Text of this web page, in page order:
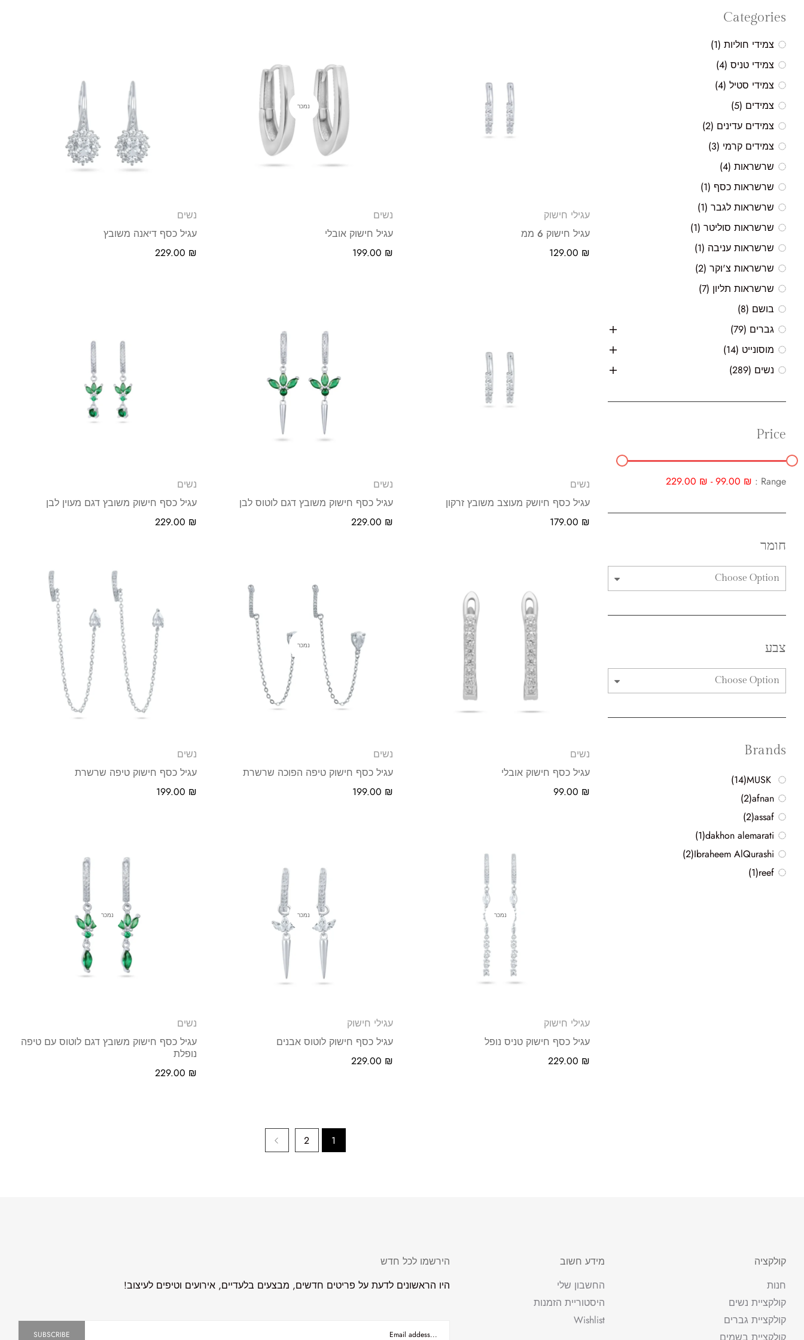
Categories
צמידי חוליות (1)
צמידי טניס (4)
צמידי סטיל (4)
צמידים (5)
צמידים עדינים (2)
צמידים קרמי (3)
שרשראות (4)
שרשראות כסף (1)
שרשראות לגבר (1)
שרשראות סוליטר (1)
שרשראות עניבה (1)
שרשראות צ'וקר (2)
שרשראות תליון (7)
בושם (8)
גברים (79)
מוסונייט (14)
נשים (289)
Price
Range :
99.00 ₪
-
229.00 ₪
חומר
Choose Option
צבע
Choose Option
Brands
(14)
afnan
(2)
assaf
(2)
dakhon alemarati
(1)
Ibraheem AlQurashi
(2)
reef
(1)
עגילי חישוק
עגיל חישוק 6 ממ
129.00 ₪
נמכר
נשים
עגיל חישוק אובלי
199.00 ₪
נשים
עגיל כסף דיאנה משובץ
229.00 ₪
נשים
עגיל כסף חיושק מעוצב משובץ זרקון
179.00 ₪
נשים
עגיל כסף חישוק משובץ דגם לוטוס לבן
229.00 ₪
נשים
עגיל כסף חישוק משובץ דגם מעוין לבן
229.00 ₪
נשים
עגיל כסף חישוק אובלי
99.00 ₪
נמכר
נשים
עגיל כסף חישוק טיפה הפוכה שרשרת
199.00 ₪
נשים
עגיל כסף חישוק טיפה שרשרת
199.00 ₪
נמכר
עגילי חישוק
עגיל כסף חישוק טניס נופל
229.00 ₪
נמכר
עגילי חישוק
עגיל כסף חישוק לוטוס אבנים
229.00 ₪
נמכר
נשים
עגיל כסף חישוק משובץ דגם לוטוס עם טיפה
נופלת
229.00 ₪
1
2
קולקציה
חנות
קולקציית נשים
קולקציית גברים
מידע חשוב
החשבון שלי
היסטוריית הזמנות
Wishlist
הירשמו לכל חדש
היו הראשונים לדעת על פריטים חדשים, מבצעים בלעדיים, אירועים וטיפים לעיצוב!